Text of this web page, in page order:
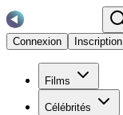
Connexion
Inscription
Films
Célébrités